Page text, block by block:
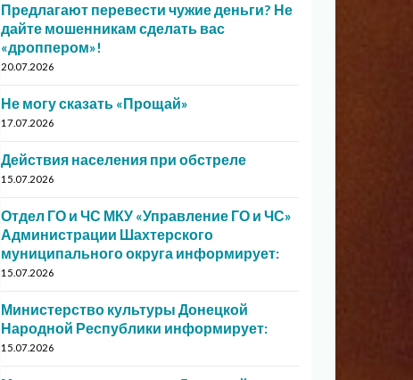
Предлагают перевести чужие деньги? Не
дайте мошенникам сделать вас
«дроппером»!
20.07.2026
Не могу сказать «Прощай»
17.07.2026
Действия населения при обстреле
15.07.2026
Отдел ГО и ЧС МКУ «Управление ГО и ЧС»
Администрации Шахтерского
муниципального округа информирует:
15.07.2026
Министерство культуры Донецкой
Народной Республики информирует:
15.07.2026